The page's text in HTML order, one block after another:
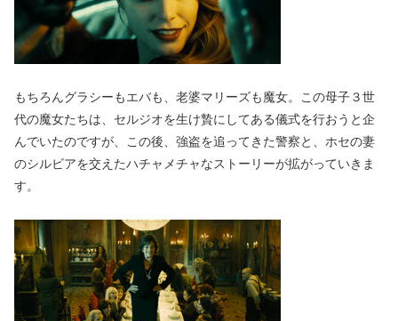
もちろんグラシーもエバも、老婆マリーズも魔女。この母子３世
代の魔女たちは、セルジオを生け贄にしてある儀式を行おうと企
んでいたのですが、この後、強盗を追ってきた警察と、ホセの妻
のシルビアを交えたハチャメチャなストーリーが拡がっていきま
す。